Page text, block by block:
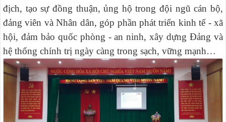
địch, tạo sự đồng thuận, ủng hộ trong đội ngũ cán bộ,
đảng viên và Nhân dân, góp phần phát triển kinh tế - xã
hội, đảm bảo quốc phòng - an ninh, xây dựng Đảng và
hệ thống chính trị ngày càng trong sạch, vững mạnh…